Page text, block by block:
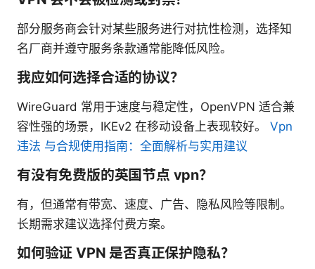
部分服务商会针对某些服务进行对抗性检测，选择知
名厂商并遵守服务条款通常能降低风险。
我应如何选择合适的协议？
WireGuard 常用于速度与稳定性，OpenVPN 适合兼
容性强的场景，IKEv2 在移动设备上表现较好。 Vpn
违法 与合规使用指南：全面解析与实用建议
有没有免费版的英国节点 vpn？
有，但通常有带宽、速度、广告、隐私风险等限制。
长期需求建议选择付费方案。
如何验证 VPN 是否真正保护隐私？